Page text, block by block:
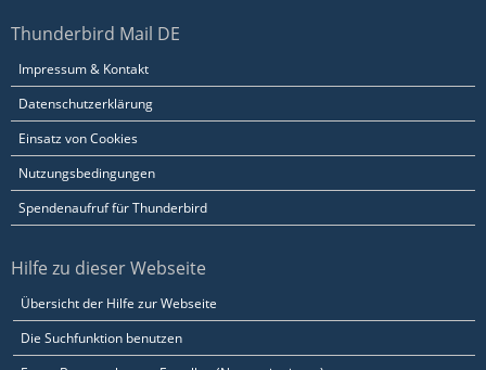
Thunderbird Mail DE
Impressum & Kontakt
Datenschutzerklärung
Einsatz von Cookies
Nutzungsbedingungen
Spendenaufruf für Thunderbird
Hilfe zu dieser Webseite
Übersicht der Hilfe zur Webseite
Die Suchfunktion benutzen